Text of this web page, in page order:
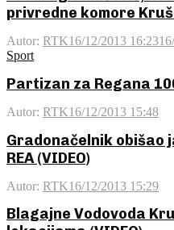
privredne komore
Autor: RTK16/12/2013 16:23
Sport
Partizan za Regana
Autor: RTK16/12/2013 15:48
Gradonačelnik obišao
REA (VIDEO)
Autor: RTK16/12/2013 15:29
Blagajne Vodovoda